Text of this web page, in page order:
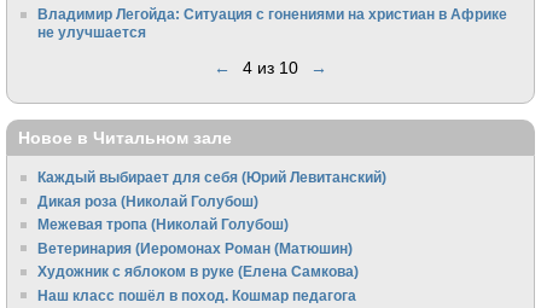
Владимир Легойда: Ситуация с гонениями на христиан в Африке
не улучшается
← 4 из 10 →
Новое в Читальном зале
Каждый выбирает для себя (Юрий Левитанский)
Дикая роза (Николай Голубош)
Межевая тропа (Николай Голубош)
Ветеринария (Иеромонах Роман (Матюшин)
Художник с яблоком в руке (Елена Самкова)
Наш класс пошёл в поход. Кошмар педагога